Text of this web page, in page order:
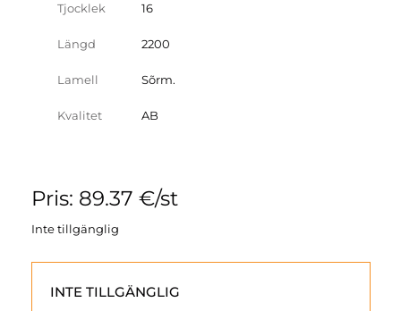
Tjocklek 16
Längd 2200
Lamell Sõrm.
Kvalitet AB
Pris: 89.37 €/st
Inte tillgänglig
INTE TILLGÄNGLIG